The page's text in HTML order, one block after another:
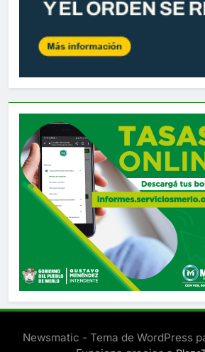
Newsmatic - Tema de WordPress